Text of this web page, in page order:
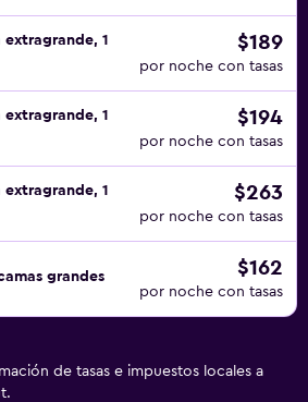
1
$189
por noche con tasas
1
$194
por noche con tasas
1
$263
por noche con tasas
grandes $162
por noche con tasas
de tasas e impuestos locales a